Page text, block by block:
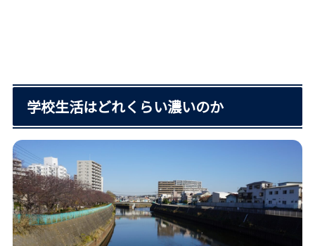
学校生活はどれくらい濃いのか